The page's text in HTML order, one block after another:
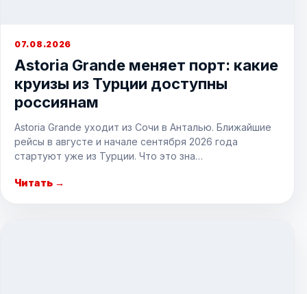
07.08.2026
Astoria Grande меняет порт: какие
круизы из Турции доступны
россиянам
Astoria Grande уходит из Сочи в Анталью. Ближайшие
рейсы в августе и начале сентября 2026 года
стартуют уже из Турции. Что это зна…
Читать →